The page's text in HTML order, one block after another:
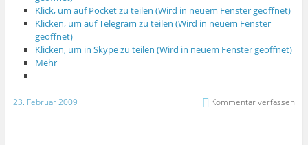
Klick, um auf Pocket zu teilen (Wird in neuem Fenster geöffnet)
Klicken, um auf Telegram zu teilen (Wird in neuem Fenster
geöffnet)
Klicken, um in Skype zu teilen (Wird in neuem Fenster geöffnet)
Mehr
23. Februar 2009 Kommentar verfassen